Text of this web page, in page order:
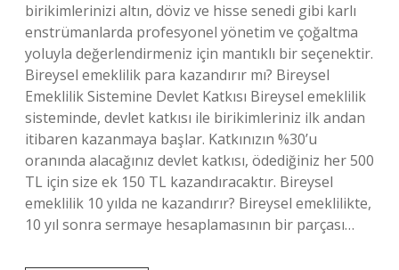
birikimlerinizi altın, döviz ve hisse senedi gibi karlı
enstrümanlarda profesyonel yönetim ve çoğaltma
yoluyla değerlendirmeniz için mantıklı bir seçenektir.
Bireysel emeklilik para kazandırır mı? Bireysel
Emeklilik Sistemine Devlet Katkısı Bireysel emeklilik
sisteminde, devlet katkısı ile birikimleriniz ilk andan
itibaren kazanmaya başlar. Katkınızın %30’u
oranında alacağınız devlet katkısı, ödediğiniz her 500
TL için size ek 150 TL kazandıracaktır. Bireysel
emeklilik 10 yılda ne kazandırır? Bireysel emeklilikte,
10 yıl sonra sermaye hesaplamasının bir parçası…